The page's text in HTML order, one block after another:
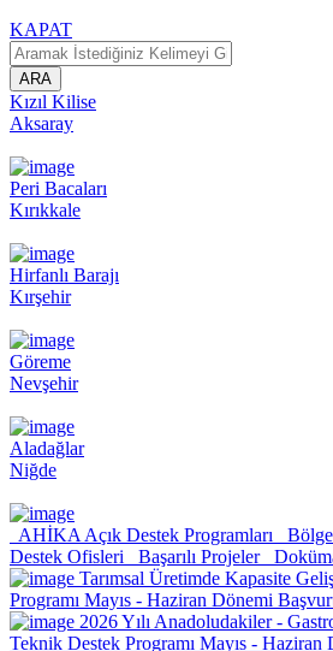
KAPAT
ARA
Kızıl Kilise
Aksaray
Peri Bacaları
Kırıkkale
Hirfanlı Barajı
Kırşehir
Göreme
Nevşehir
Aladağlar
Niğde
AHİKA Açık Destek Programları
Destek Ofisleri
Başarılı Projeler
Tarımsal Üretimde Kapasite
Programı Mayıs - Haziran Dönemi
2026 Yılı Anadoludakiler -
Teknik Destek Programı Mayıs - Haziran